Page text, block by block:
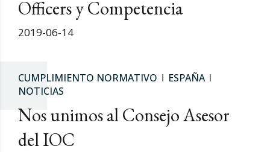
Officers y Competencia
2019-06-14
CUMPLIMIENTO NORMATIVO
ESPAÑA
NOTICIAS
Nos unimos al Consejo Asesor
del IOC